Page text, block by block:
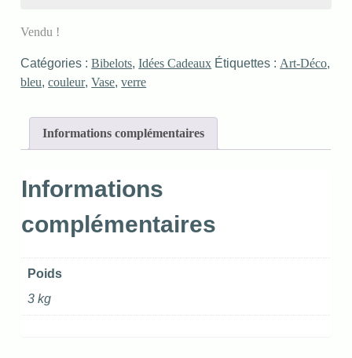
Vendu !
Catégories :Bibelots,Idées Cadeaux Étiquettes : Art-Déco,
bleu,couleur,Vase,verre
Informations complémentaires
Informations
complémentaires
Poids
3 kg